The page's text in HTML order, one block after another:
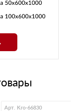
Арт. Kro-66830